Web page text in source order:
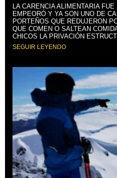
LA CARENCIA ALIMENTARIA
EMPEORÓ Y YA SON UNO DE
PORTEÑOS QUE REDUJERON
QUE COMEN O SALTEAN
CHICOS LA PRIVACIÓN
SEGUIR LEYENDO